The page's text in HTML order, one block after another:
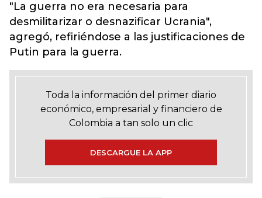
"La guerra no era necesaria para
desmilitarizar o desnazificar Ucrania",
agregó, refiriéndose a las justificaciones de
Putin para la guerra.
Toda la información del primer diario
económico, empresarial y financiero de
Colombia a tan solo un clic
DESCARGUE LA APP